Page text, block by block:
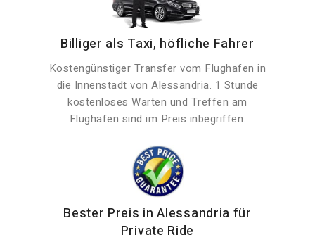
Billiger als Taxi, höfliche Fahrer
Kostengünstiger Transfer vom Flughafen in
die Innenstadt von Alessandria. 1 Stunde
kostenloses Warten und Treffen am
Flughafen sind im Preis inbegriffen.
Bester Preis in Alessandria für
Private Ride